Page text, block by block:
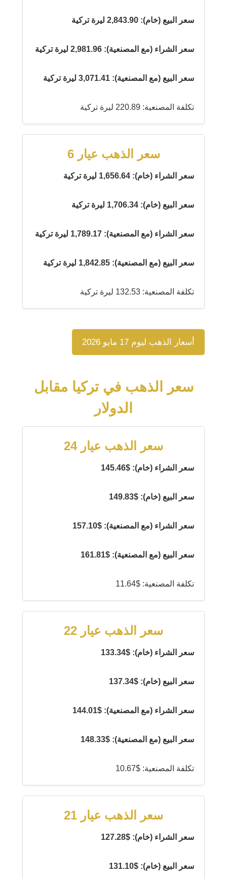
سعر البيع (خام): 2,843.90 ليرة تركية
سعر الشراء (مع المصنعية): 2,981.96 ليرة تركية
سعر البيع (مع المصنعية): 3,071.41 ليرة تركية
تكلفة المصنعية: 220.89 ليرة تركية
سعر الذهب عيار 6
سعر الشراء (خام): 1,656.64 ليرة تركية
سعر البيع (خام): 1,706.34 ليرة تركية
سعر الشراء (مع المصنعية): 1,789.17 ليرة تركية
سعر البيع (مع المصنعية): 1,842.85 ليرة تركية
تكلفة المصنعية: 132.53 ليرة تركية
أسعار الذهب ليوم 17 مايو 2026
سعر الذهب في تركيا مقابل
الدولار
سعر الذهب عيار 24
سعر الشراء (خام): $145.46
سعر البيع (خام): $149.83
سعر الشراء (مع المصنعية): $157.10
سعر البيع (مع المصنعية): $161.81
تكلفة المصنعية: $11.64
سعر الذهب عيار 22
سعر الشراء (خام): $133.34
سعر البيع (خام): $137.34
سعر الشراء (مع المصنعية): $144.01
سعر البيع (مع المصنعية): $148.33
تكلفة المصنعية: $10.67
سعر الذهب عيار 21
سعر الشراء (خام): $127.28
سعر البيع (خام): $131.10